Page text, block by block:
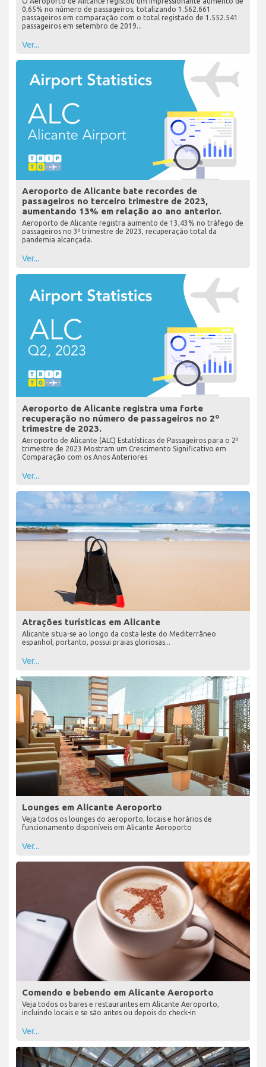
0,65% no número de passageiros, totalizando 1.562.661
passageiros em comparação com o total registado de 1.552.541
passageiros em setembro de 2019...
Ver...
Aeroporto de Alicante bate recordes de
passageiros no terceiro trimestre de 2023,
aumentando 13% em relação ao ano anterior.
Aeroporto de Alicante registra aumento de 13,43% no tráfego de
passageiros no 3º trimestre de 2023, recuperação total da
pandemia alcançada.
Ver...
Aeroporto de Alicante registra uma forte
recuperação no número de passageiros no 2º
trimestre de 2023.
Aeroporto de Alicante (ALC) Estatísticas de Passageiros para o 2º
trimestre de 2023 Mostram um Crescimento Significativo em
Comparação com os Anos Anteriores
Ver...
Atrações turísticas em Alicante
Alicante situa-se ao longo da costa leste do Mediterrâneo
espanhol, portanto, possui praias gloriosas...
Ver...
Lounges em Alicante Aeroporto
Veja todos os lounges do aeroporto, locais e horários de
funcionamento disponíveis em Alicante Aeroporto
Ver...
Comendo e bebendo em Alicante Aeroporto
Veja todos os bares e restaurantes em Alicante Aeroporto,
incluindo locais e se são antes ou depois do check-in
Ver...